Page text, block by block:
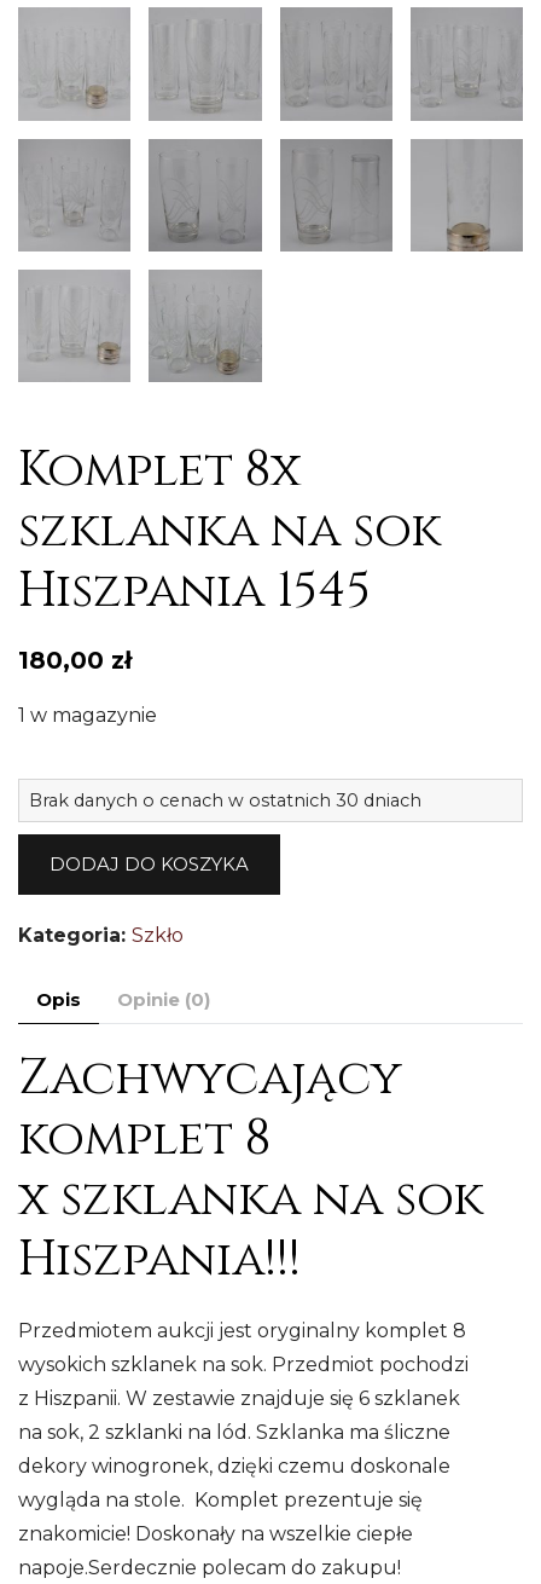
Komplet 8x
szklanka na sok
Hiszpania 1545
180,00 zł
1 w magazynie
Brak danych o cenach w ostatnich 30 dniach
DODAJ DO KOSZYKA
Kategoria: Szkło
Opis Opinie (0)
Zachwycający
komplet 8
x szklanka na sok
Hiszpania!!!
Przedmiotem aukcji jest oryginalny komplet 8
wysokich szklanek na sok. Przedmiot pochodzi
z Hiszpanii. W zestawie znajduje się 6 szklanek
na sok, 2 szklanki na lód. Szklanka ma śliczne
dekory winogronek, dzięki czemu doskonale
wygląda na stole. Komplet prezentuje się
znakomicie! Doskonały na wszelkie ciepłe
napoje.Serdecznie polecam do zakupu!